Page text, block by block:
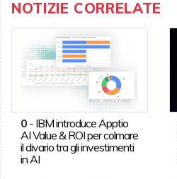
NOTIZIE CORRELATE
0- IBM introduce Apptio
AI Value & ROI per colmare
il divario tra gli investimenti
in AI